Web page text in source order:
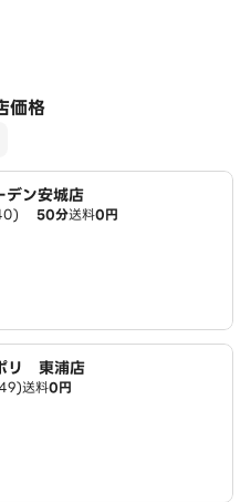
価格
デン安城店
50分送料0円
リ 東浦店
送料0円